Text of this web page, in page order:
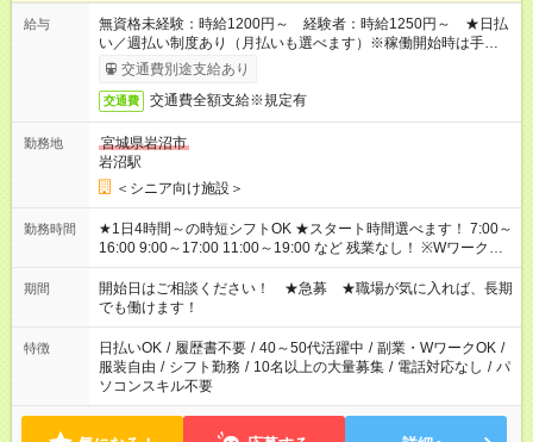
給与
無資格未経験：時給1200円～ 経験者：時給1250円～ ★日払
い／週払い制度あり（月払いも選べます）※稼働開始時は手続き
完了次第のお支払いとなります。
交通費別途支給あり
交通費 交通費全額支給※規定有
勤務地
宮城県岩沼市
岩沼駅
＜シニア向け施設＞
勤務時間
★1日4時間～の時短シフトOK ★スタート時間選べます！ 7:00～
16:00 9:00～17:00 11:00～19:00 など 残業なし！ ※Wワークの
場合、他のお仕事と合わせ週40時間超の就業はご案内できませ
ん ※法令に基づき、週20時間以上勤務は社会保険への加入対象
となります ※労働者派遣法（日雇い派遣の原則禁止）により、
短時間・短期間の就業はご案内が難しい場合があります
期間
開始日はご相談ください！ ★急募 ★職場が気に入れば、長期
でも働けます！
特徴 日払いOK / 履歴書不要 / 40～50代活躍中 / 副業・WワークOK /
服装自由 / シフト勤務 / 10名以上の大量募集 / 電話対応なし / パ
ソコンスキル不要